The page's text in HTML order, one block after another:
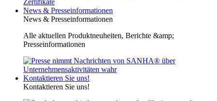
News & Presseinformationen
News & Presseinformationen
Alle aktuellen Produktneuheiten, Berichte &amp;
Presseinformationen
Kontaktieren Sie uns!
Kontaktieren Sie uns!